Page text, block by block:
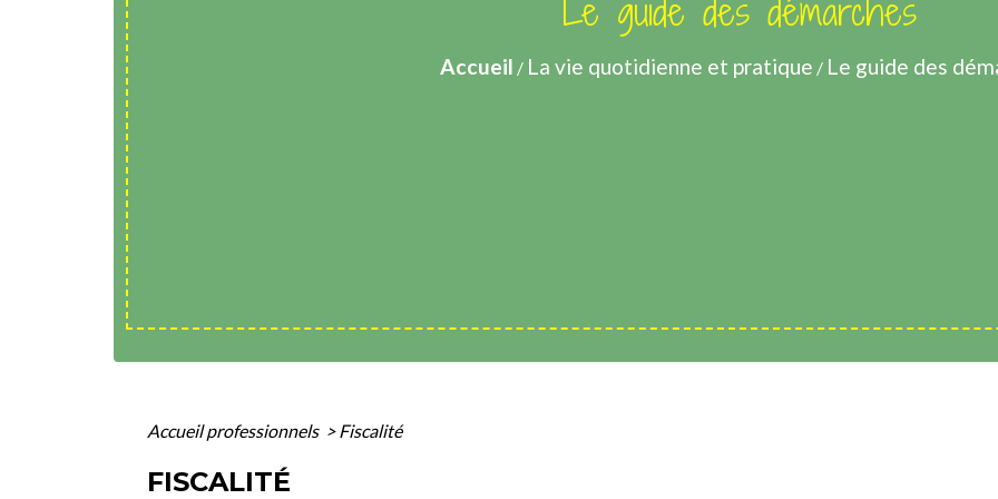
Le guide des démarches
Accueil / La vie quotidienne et pratique / Le guide des
Accueil professionnels > Fiscalité
FISCALITÉ